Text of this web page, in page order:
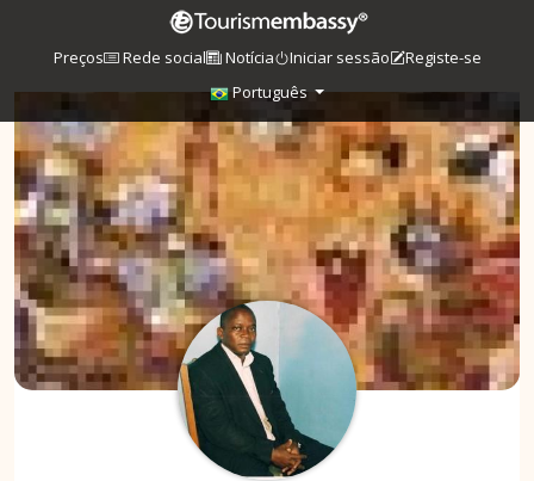
Preços Rede social Notícia Iniciar sessão
Registe-se
Português